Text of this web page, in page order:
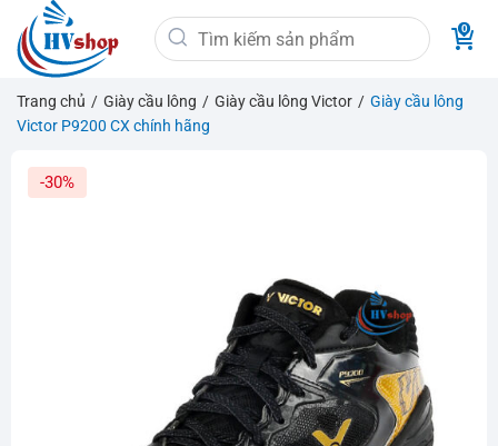
qua
nội
dung
Tìm
kiếm:
Trang chủ / Giày cầu lông / Giày cầu lông Victor / Giày cầu lông
Victor P9200 CX chính hãng
-30%